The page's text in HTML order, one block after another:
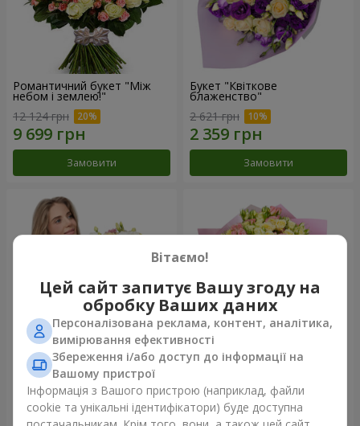
Романтичний букет "Між
небом і землею!"
12 124 грн
Замовити
Букет "Квіткове
блаженство"
2 621 грн
Замовити
Букет "Королеві серця"
2 777 грн
Мікс "Планета троянд" із 51
6 187 грн
Вітаємо!
Цей сайт запитує Вашу згоду на
обробку Ваших даних
Персоналізована реклама, контент, аналітика,
вимірювання ефективності
Збереження і/або доступ до інформації на
Вашому пристрої
Інформація з Вашого пристрою (наприклад, файли
cookie та унікальні ідентифікатори) буде доступна